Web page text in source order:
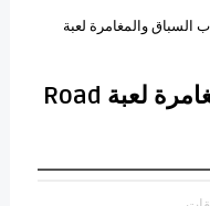
السباق والمغامرة لعبة
أفضل ألعاب السباق والمغامرة لعبة Road